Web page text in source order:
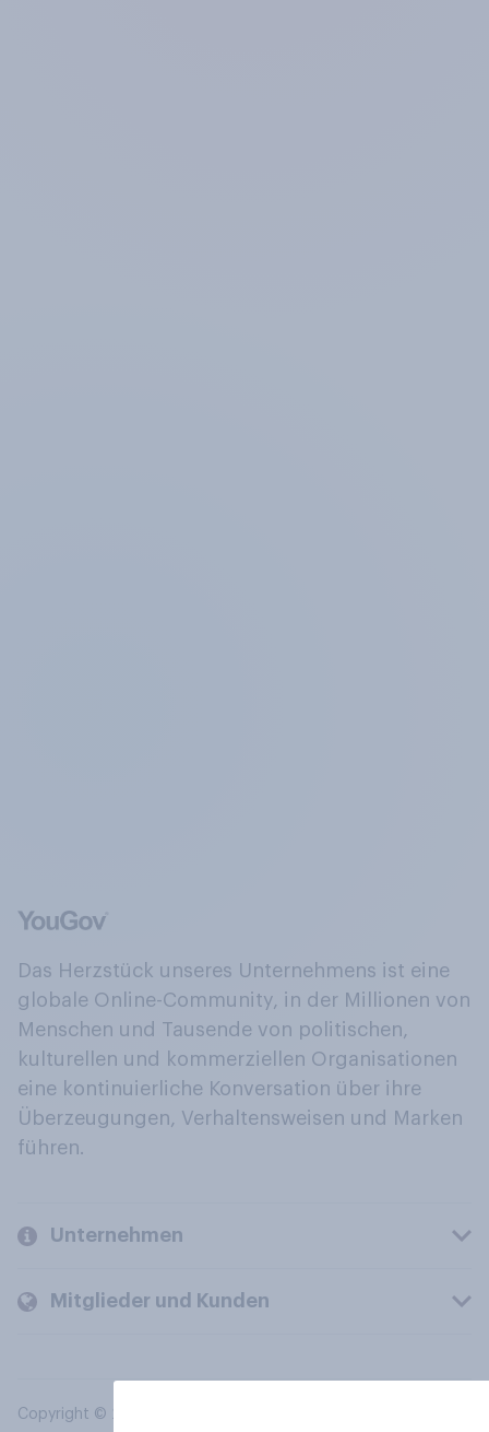
Das Herzstück unseres Unternehmens ist eine
globale Online-Community, in der Millionen von
Menschen und Tausende von politischen,
kulturellen und kommerziellen Organisationen
eine kontinuierliche Konversation über ihre
Überzeugungen, Verhaltensweisen und Marken
führen.
Unternehmen
Mitglieder und Kunden
Copyright © 2026 YouGov PLC. Alle Rechte vorbehalten.